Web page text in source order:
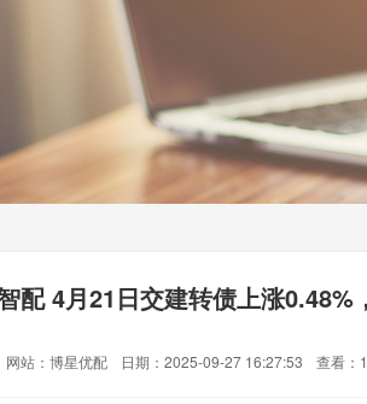
配 4月21日交建转债上涨0.48%
网站：博星优配 日期：2025-09-27 16:27:53 查看：